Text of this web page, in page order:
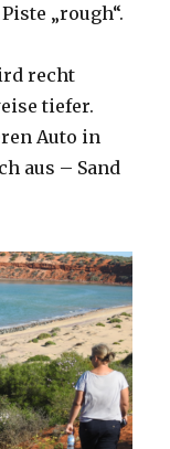
„rough“.
recht
tiefer.
Auto in
aus – Sand